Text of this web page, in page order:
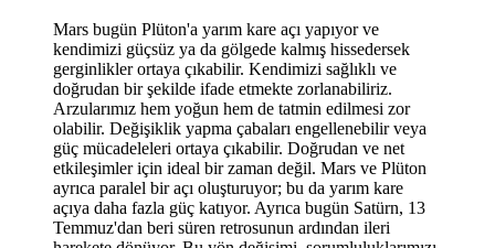
Mars bugün Plüton'a yarım kare açı yapıyor ve
kendimizi güçsüz ya da gölgede kalmış hissedersek
gerginlikler ortaya çıkabilir. Kendimizi sağlıklı ve
doğrudan bir şekilde ifade etmekte zorlanabiliriz.
Arzularımız hem yoğun hem de tatmin edilmesi zor
olabilir. Değişiklik yapma çabaları engellenebilir veya
güç mücadeleleri ortaya çıkabilir. Doğrudan ve net
etkileşimler için ideal bir zaman değil. Mars ve Plüton
ayrıca paralel bir açı oluşturuyor; bu da yarım kare
açıya daha fazla güç katıyor. Ayrıca bugün Satürn, 13
Temmuz'dan beri süren retrosunun ardından ileri